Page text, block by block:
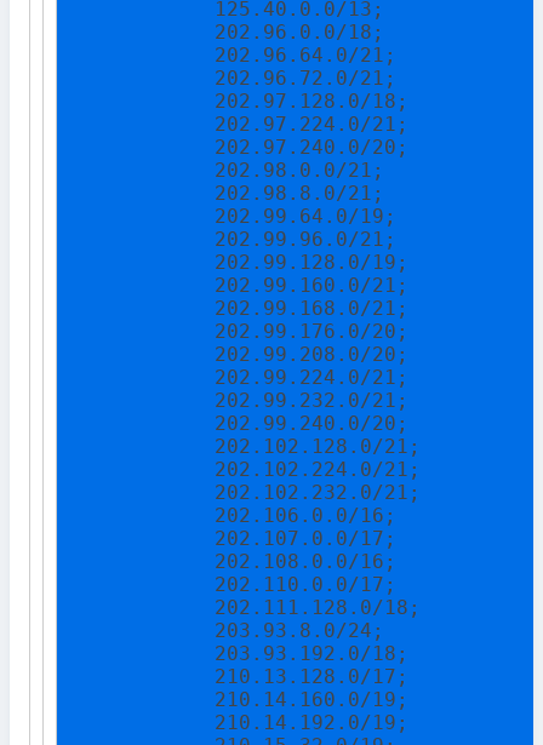
            125.40.0.0/13;
            202.96.0.0/18;
            202.96.64.0/21;
            202.96.72.0/21;
            202.97.128.0/18;
            202.97.224.0/21;
            202.97.240.0/20;
            202.98.0.0/21;
            202.98.8.0/21;
            202.99.64.0/19;
            202.99.96.0/21;
            202.99.128.0/19;
            202.99.160.0/21;
            202.99.168.0/21;
            202.99.176.0/20;
            202.99.208.0/20;
            202.99.224.0/21;
            202.99.232.0/21;
            202.99.240.0/20;
            202.102.128.0/21;
            202.102.224.0/21;
            202.102.232.0/21;
            202.106.0.0/16;
            202.107.0.0/17;
            202.108.0.0/16;
            202.110.0.0/17;
            202.111.128.0/18;
            203.93.8.0/24;
            203.93.192.0/18;
            210.13.128.0/17;
            210.14.160.0/19;
            210.14.192.0/19;